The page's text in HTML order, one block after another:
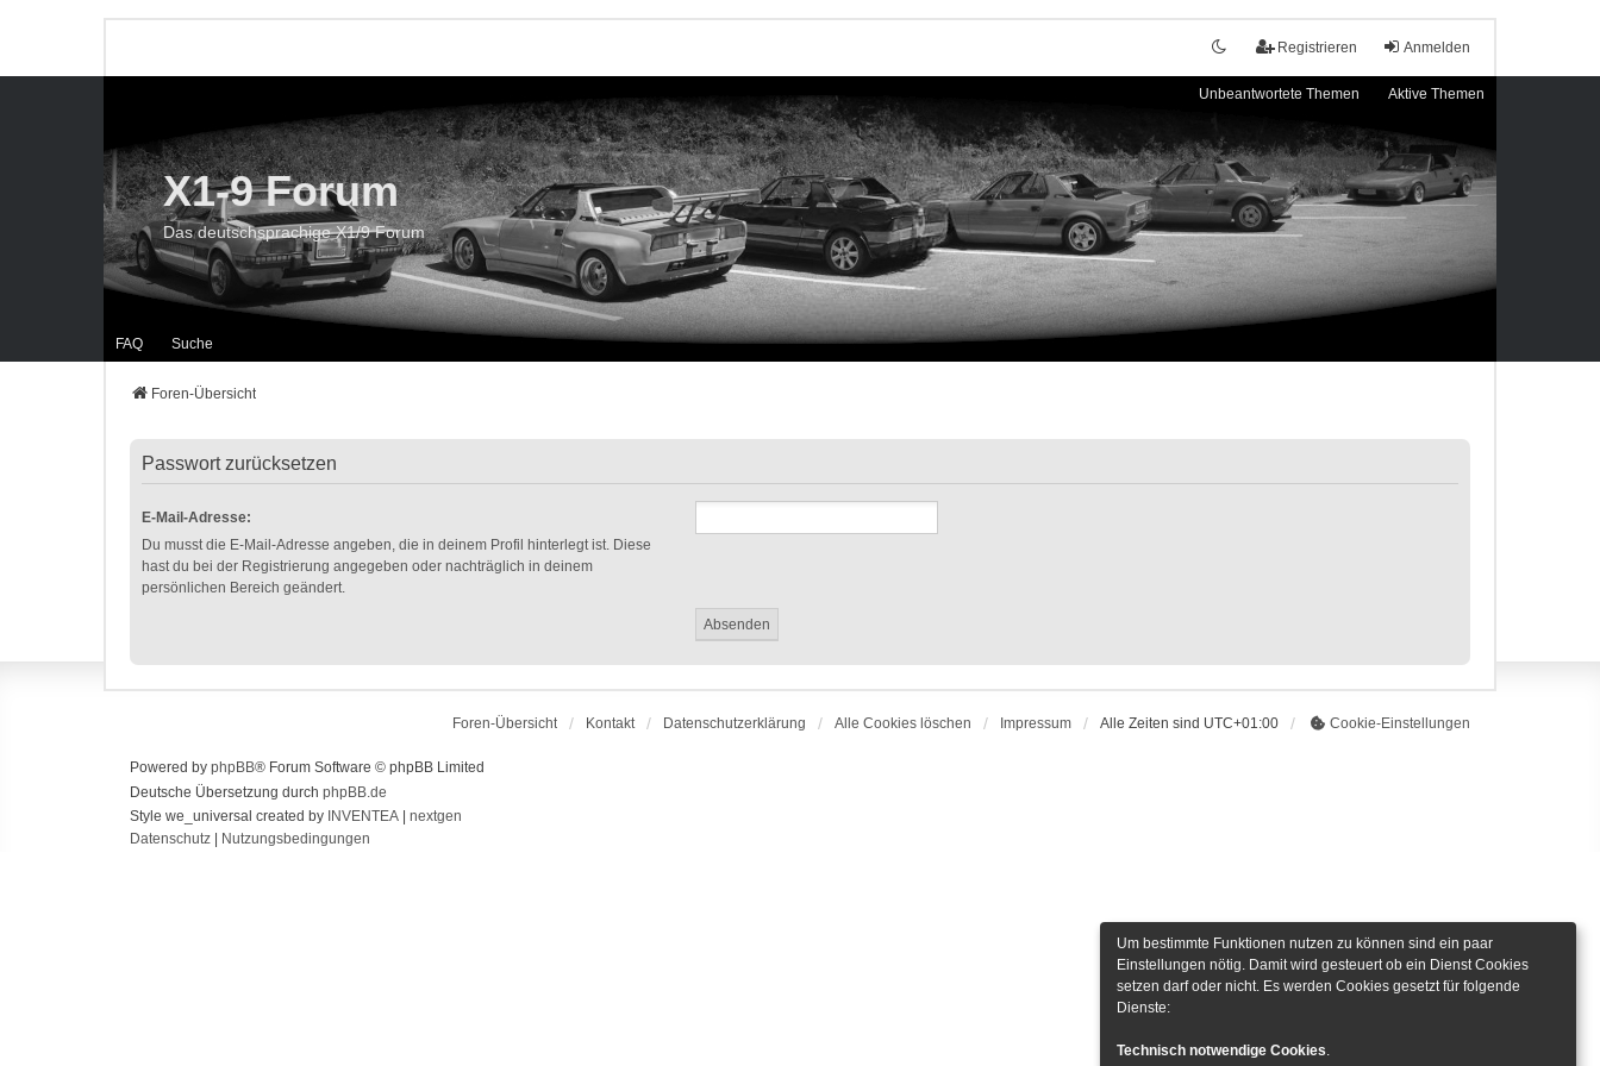
Anmelden
Registrieren
Unbeantwortete Themen Aktive Themen
FAQ Suche
X1-9 Forum
Das deutschsprachige X1/9 Forum
Foren-Übersicht
Passwort zurücksetzen
E-Mail-Adresse:
Du musst die E-Mail-Adresse angeben, die in deinem Profil hinterlegt ist. Diese
hast du bei der Registrierung angegeben oder nachträglich in deinem
persönlichen Bereich geändert.
Foren-Übersicht Kontakt Datenschutzerklärung Alle Cookies löschen Impressum Alle Zeiten sind UTC+01:00 Cookie-Einstellungen
Powered by phpBB® Forum Software © phpBB Limited
Deutsche Übersetzung durch phpBB.de
Style we_universal created by INVENTEA
nextgen
Datenschutz
Nutzungsbedingungen
Um bestimmte Funktionen nutzen zu können sind ein paar
Einstellungen nötig. Damit wird gesteuert ob ein Dienst Cookies
setzen darf oder nicht. Es werden Cookies gesetzt für folgende
Dienste:
Technisch notwendige Cookies.